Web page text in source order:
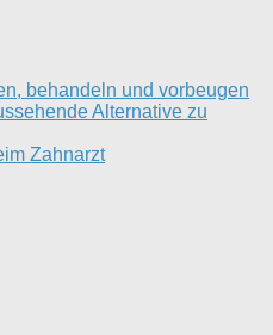
behandeln und vorbeugen
Alternative zu
Zahnarzt